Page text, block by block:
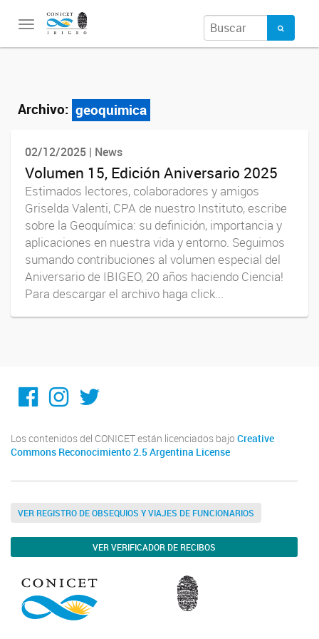
Toggle
Archivo: geoquimica
02/12/2025 | News
Volumen 15, Edición Aniversario 2025
Estimados lectores, colaboradores y amigos
Griselda Valenti, CPA de nuestro Instituto, escribe
sobre la Geoquímica: su definición, importancia y
aplicaciones en nuestra vida y entorno. Seguimos
sumando contribuciones al volumen especial del
Aniversario de IBIGEO, 20 años haciendo Ciencia!
Para descargar el archivo haga click...
Facebook
Instagram
Twitter
Los contenidos del CONICET están licenciados bajo Creative
Commons Reconocimiento 2.5 Argentina License
VER REGISTRO DE OBSEQUIOS Y VIAJES DE FUNCIONARIOS
VER VERIFICADOR DE RECIBOS